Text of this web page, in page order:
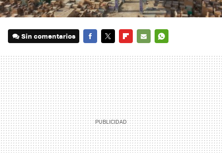
Sin comentarios
MAIL